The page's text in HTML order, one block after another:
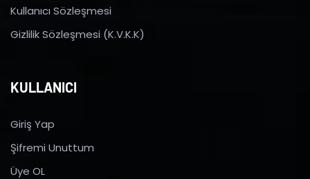
Kullanıcı Sözleşmesi
Gizlilik Sözleşmesi (K.V.K.K)
KULLANICI
Giriş Yap
Şifremi Unuttum
Üye OL